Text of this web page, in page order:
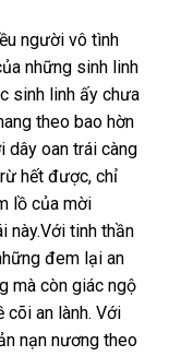
người vô tình
những sinh linh
sinh linh ấy chưa
theo bao hờn
dây oan trái càng
hết được, chỉ
lồ của mời
này.Với tinh thần
đem lại an
mà còn giác ngộ
an lành. Với
nạn nương theo